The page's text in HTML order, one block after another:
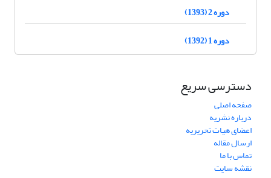
دوره 2 (1393)
دوره 1 (1392)
دسترسی سریع
صفحه اصلی
درباره نشریه
اعضای هیات تحریریه
ارسال مقاله
تماس با ما
نقشه سایت